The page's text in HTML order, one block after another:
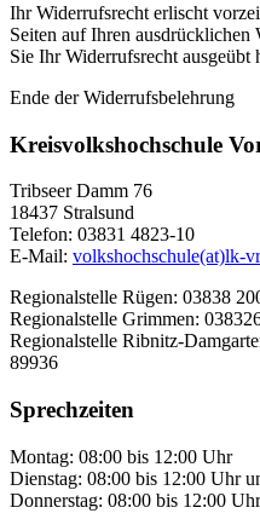
Ihr Widerrufsrecht erlischt
Seiten auf Ihren
Sie Ihr Widerrufsrecht ausgeübt
Ende der Widerrufsbelehrung
Kreisvolkshochschule
Tribseer Damm 76
18437 Stralsund
Telefon: 03831 4823-10
E-Mail: volkshochschule(at)lk-
Regionalstelle Rügen: 03838
Regionalstelle Grimmen:
Regionalstelle Ribnitz-
89936
Sprechzeiten
Montag: 08:00 bis 12:00 Uhr
Dienstag: 08:00 bis 12:00 Uhr
Donnerstag: 08:00 bis 12:00